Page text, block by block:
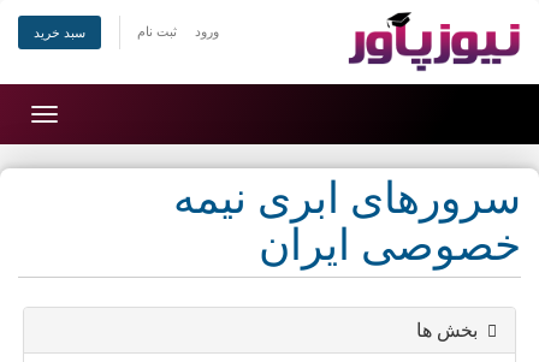
ورود ثبت نام سبد خرید
سرورهای ابری نیمه
خصوصی ایران
بخش ها